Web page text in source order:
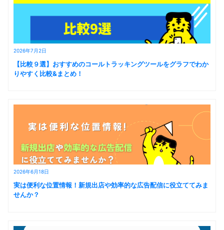
2026年7月2日
【比較９選】おすすめのコールトラッキングツールをグラフでわか
りやすく比較&まとめ！
2026年6月18日
実は便利な位置情報！新規出店や効率的な広告配信に役立ててみま
せんか？